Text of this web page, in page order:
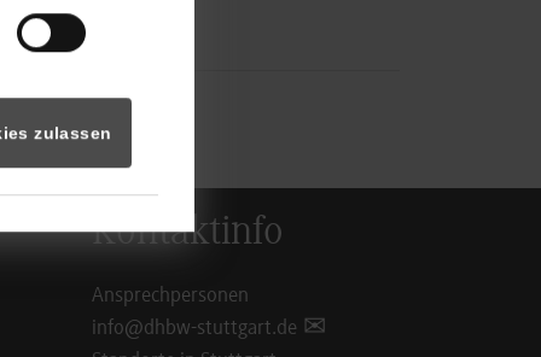
zulassen
Kontaktinfo
Ansprechpersonen
info@dhbw-stuttgart.de